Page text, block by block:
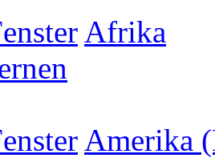
Afrika
Amerika